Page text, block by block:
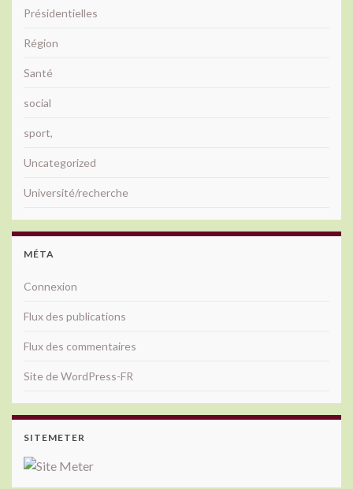
Présidentielles
Région
Santé
social
sport,
Uncategorized
Université/recherche
MÉTA
Connexion
Flux des publications
Flux des commentaires
Site de WordPress-FR
SITEMETER